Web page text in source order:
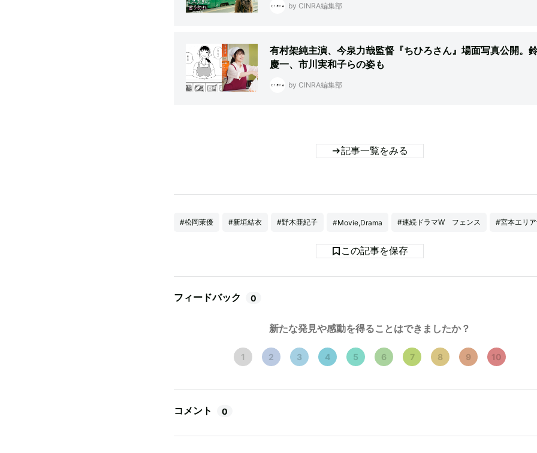
by CINRA編集部
有村架純主演、今泉力哉監督『ちひろさん』場面写真公開。
慶一、市川実和子らの姿も
by CINRA編集部
記事一覧をみる
#松岡茉優 #新垣結衣 #野木亜紀子 #Movie,Drama #連続ドラマW フェンス #宮本エリ
この記事を保存
フィードバック 0
新たな発見や感動を得ることはできましたか？
1 2 3 4 5 6 7 8 9 10
コメント 0